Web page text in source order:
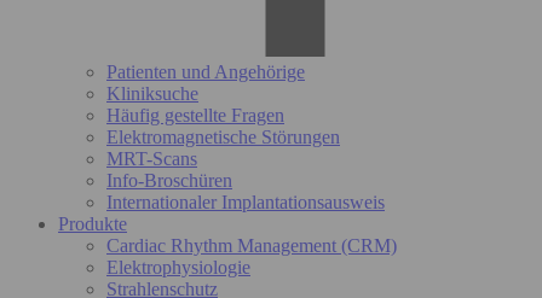
Patienten und Angehörige
Kliniksuche
Häufig gestellte Fragen
Elektromagnetische Störungen
MRT-Scans
Info-Broschüren
Internationaler Implantationsausweis
Produkte
Cardiac Rhythm Management (CRM)
Elektrophysiologie
Strahlenschutz